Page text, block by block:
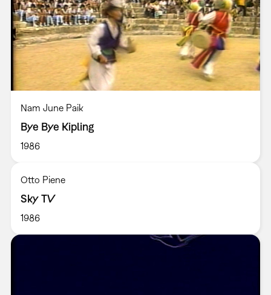
Nam June Paik
Bye Bye Kipling
1986
Otto Piene
Sky TV
1986